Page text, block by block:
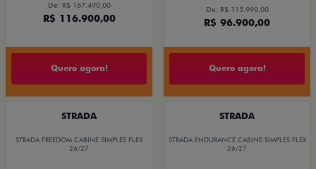
De: R$ 167.490,00
R$ 116.900,00
Quero agora!
De: R$ 115.990,00
R$ 96.900,00
Quero agora!
STRADA
STRADA FREEDOM CABINE SIMPLES FLEX
26/27
STRADA
STRADA ENDURANCE CABINE SIMPLES FLEX
26/27